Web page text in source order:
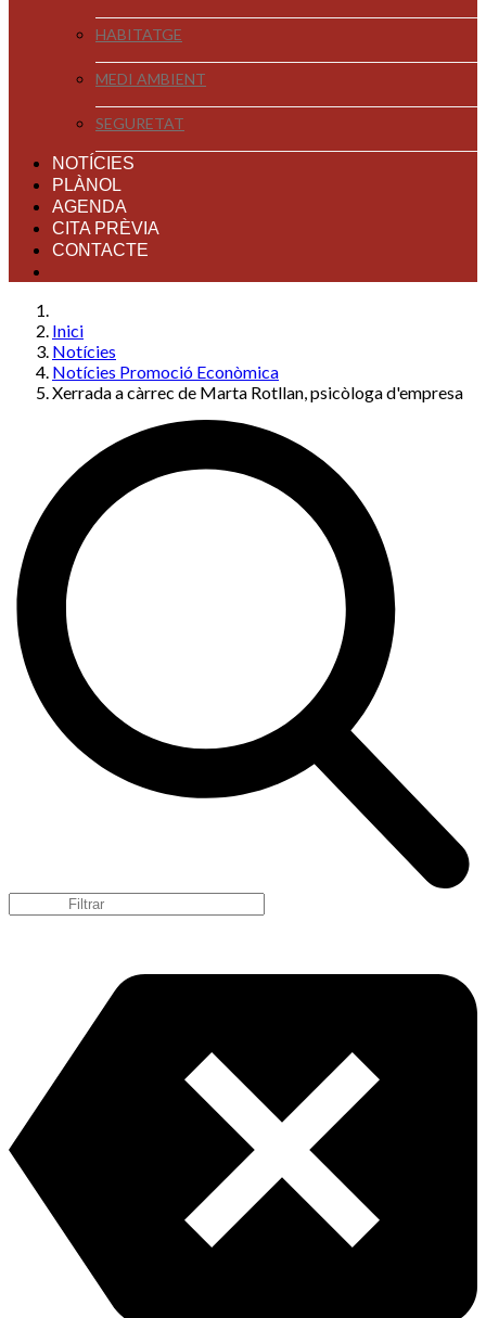
HABITATGE
MEDI AMBIENT
SEGURETAT
NOTÍCIES
PLÀNOL
AGENDA
CITA PRÈVIA
CONTACTE
Inici
Notícies
Notícies Promoció Econòmica
Xerrada a càrrec de Marta Rotllan, psicòloga d'empresa